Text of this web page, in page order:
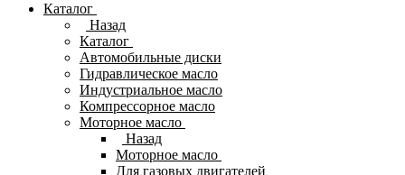
Каталог
Назад
Каталог
Автомобильные диски
Гидравлическое масло
Индустриальное масло
Компрессорное масло
Моторное масло
Назад
Моторное масло
Для газовых двигателей